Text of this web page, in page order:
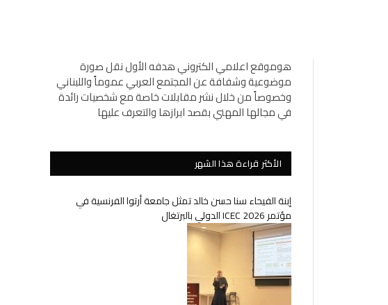
هوموقع اعلامي الكتروني هدفه الأول نقل صورة
موضوعية وشفافة عن المجتمع العربي عموماً واللبناني
وخصوصاً من خلال نشر مقابلات خاصة مع شخصيات رائدة
في مجالها المهني بقصد ابرازها والتعرف عليها
الأكثر قراءة هذا الشهر
إبنة الفيحاء سنا حسن خالد تمثل جامعة أرتوا الفرنسية في
مؤتمر ICEC 2026 الدولي بالبرتغال